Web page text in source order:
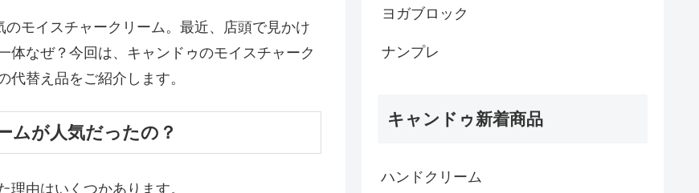
モイスチャークリーム。最近、店頭で見かけ
体なぜ？今回は、キャンドゥのモイスチャーク
代替え品をご紹介します。
ムが人気だったの？
由はいくつかあります。
ヨガブロック
ナンプレ
キャンドゥ新着商品
ハンドクリーム